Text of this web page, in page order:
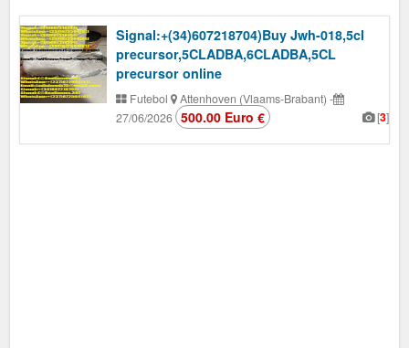
Signal:+(34)607218704)Buy Jwh-018,5cl
precursor,5CLADBA,6CLADBA,5CL
precursor online
Futebol Attenhoven (Vlaams-Brabant) -
27/06/2026
[3]
500.00 Euro €